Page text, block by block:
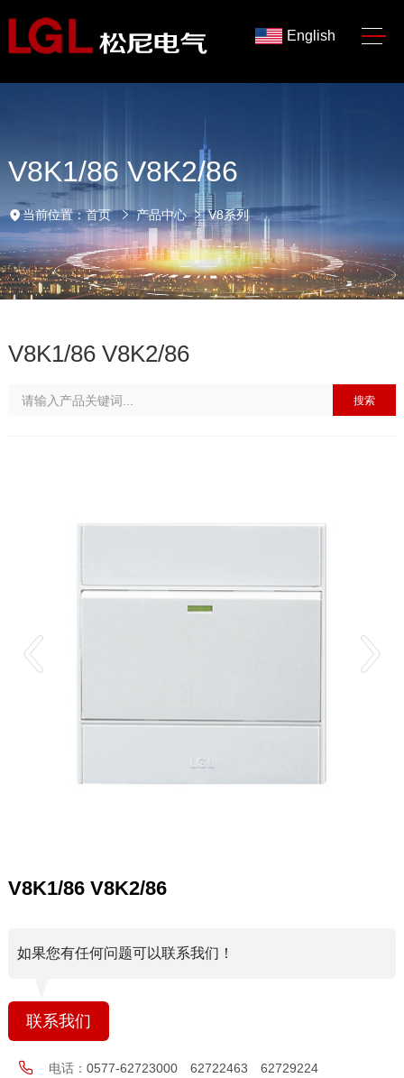
English
V8K1/86 V8K2/86
当前位置：首页 产品中心 V8系列
V8K1/86 V8K2/86
搜索
V8K1/86 V8K2/86
如果您有任何问题可以联系我们！
联系我们
电话： 0577-62723000 62722463 62729224